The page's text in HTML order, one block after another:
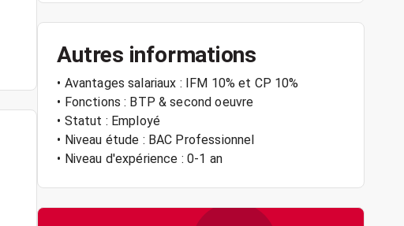
Autres informations
• Avantages salariaux : IFM 10% et CP 10%
• Fonctions : BTP & second oeuvre
• Statut : Employé
• Niveau étude : BAC Professionnel
• Niveau d'expérience : 0-1 an